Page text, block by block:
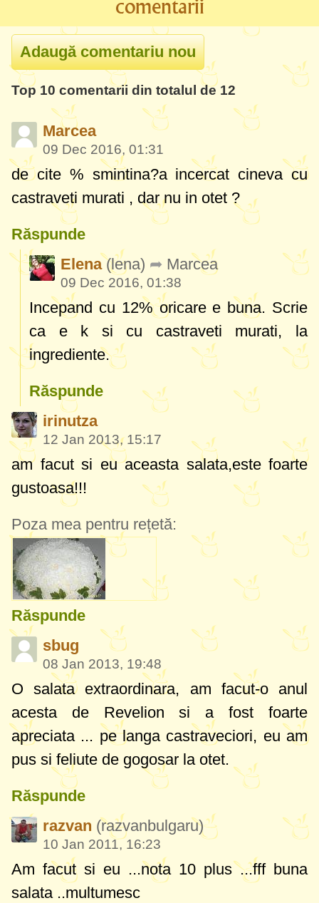
comentarii
Top 10 comentarii din totalul de 12
Marcea
09 Dec 2016, 01:31
de cite % smintina?a incercat cineva cu
castraveti murati , dar nu in otet ?
Răspunde
Elena(lena) Marcea
09 Dec 2016, 01:38
Incepand cu 12% oricare e buna. Scrie
ca e k si cu castraveti murati, la
ingrediente.
Răspunde
irinutza
12 Jan 2013, 15:17
am facut si eu aceasta salata,este foarte
gustoasa!!!
Poza mea pentru rețetă:
Răspunde
sbug
08 Jan 2013, 19:48
O salata extraordinara, am facut-o anul
acesta de Revelion si a fost foarte
apreciata ... pe langa castraveciori, eu am
pus si feliute de gogosar la otet.
Răspunde
razvan (razvanbulgaru)
10 Jan 2011, 16:23
Am facut si eu ...nota 10 plus ...fff buna
salata ..multumesc